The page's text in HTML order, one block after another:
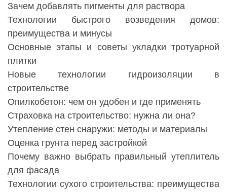
Зачем добавлять пигменты для раствора
Технологии быстрого возведения домов:
преимущества и минусы
Основные этапы и советы укладки тротуарной
плитки
Новые технологии гидроизоляции в
строительстве
Опилкобетон: чем он удобен и где применять
Страховка на строительство: нужна ли она?
Утепление стен снаружи: методы и материалы
Оценка грунта перед застройкой
Почему важно выбрать правильный утеплитель
для фасада
Технологии сухого строительства: преимущества